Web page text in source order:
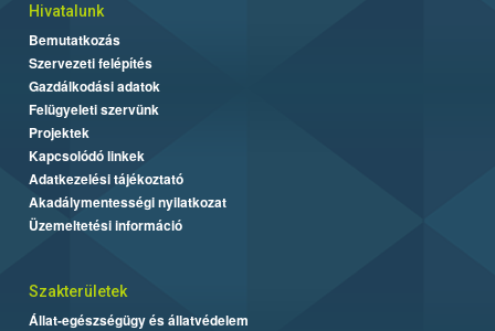
Hivatalunk
Bemutatkozás
Szervezeti felépítés
Gazdálkodási adatok
Felügyeleti szervünk
Projektek
Kapcsolódó linkek
Adatkezelési tájékoztató
Akadálymentességi nyilatkozat
Üzemeltetési információ
Szakterületek
Állat-egészségügy és állatvédelem